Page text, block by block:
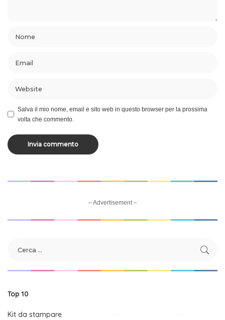
Salva il mio nome, email e sito web in questo browser per la prossima
volta che commento.
– Advertisement –
Top 10
Kit da stampare